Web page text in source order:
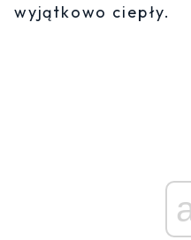
wyjątkowo ciepły.